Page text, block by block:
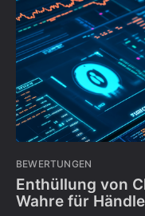
BEWERTUNGEN
Enthüllung von
Wahre für